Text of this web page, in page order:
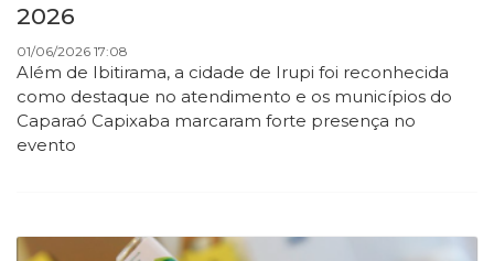
2026
01/06/2026 17:08
Além de Ibitirama, a cidade de Irupi foi reconhecida
como destaque no atendimento e os municípios do
Caparaó Capixaba marcaram forte presença no
evento